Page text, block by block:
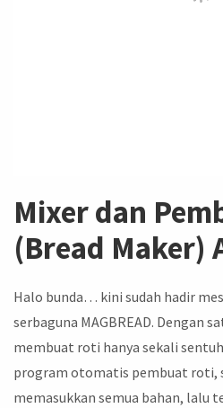
Mixer dan
(Bread Maker)
Halo bunda… kini sudah hadir
serbaguna MAGBREAD. Dengan
membuat roti hanya sekali
program otomatis pembuat roti,
memasukkan semua bahan, lalu